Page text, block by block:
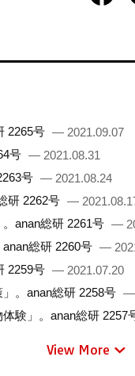
2265号 — 2021.09.07
号 — 2021.08.31
号 — 2021.08.24
研 2262号 —
anan総研 2261号 —
総研 2260号 —
2259号 — 2021.07.20
。anan総研 2258号 —
験」。anan総研 2257
View More